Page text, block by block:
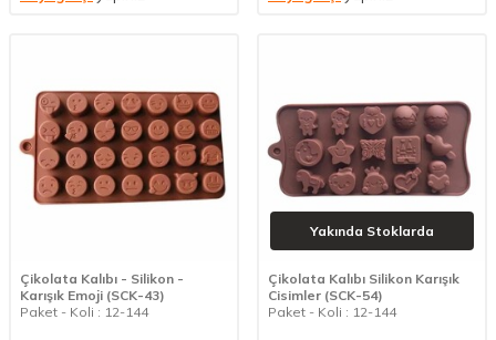
Çikolata Kalıbı - Silikon -
Karışık Emoji (SCK-43)
Paket - Koli : 12-144
Yakında Stoklarda
Çikolata Kalıbı Silikon Karışık
Cisimler (SCK-54)
Paket - Koli : 12-144